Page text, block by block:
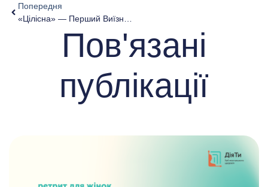
Попередня
Пов'язані
публікації